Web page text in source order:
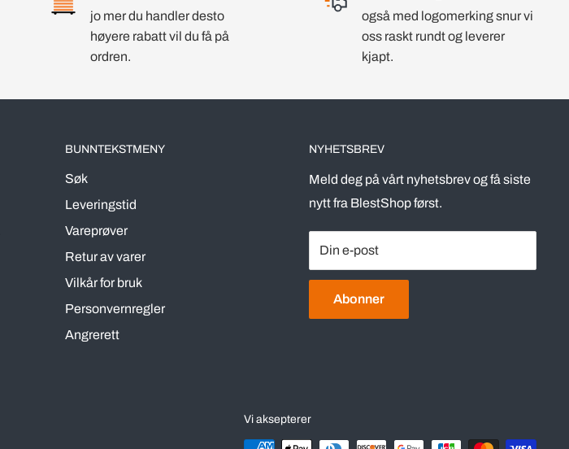
jo mer du handler desto
høyere rabatt vil du få på
ordren.
også med logomerking snur vi
oss raskt rundt og leverer
kjapt.
BUNNTEKSTMENY
Søk
Leveringstid
Vareprøver
Retur av varer
Vilkår for bruk
Personvernregler
Angrerett
NYHETSBREV
Meld deg på vårt nyhetsbrev og få siste
nytt fra BlestShop først.
Din e-post
Abonner
Vi aksepterer